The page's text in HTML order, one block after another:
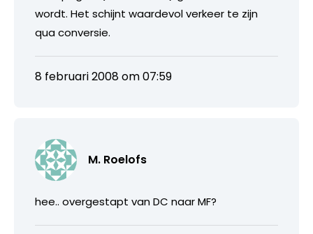
wordt. Het schijnt waardevol verkeer te zijn
qua conversie.
8 februari 2008 om 07:59
M. Roelofs
hee.. overgestapt van DC naar MF?